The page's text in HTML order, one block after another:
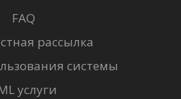
FAQ
рассылка
системы
услуги